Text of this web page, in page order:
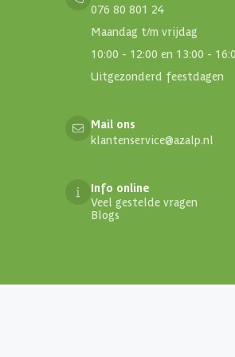
076 80 801 24
Maandag t/m vrijdag
10:00 - 12:00 en 13:00 -
Uitgezonderd feestdagen
Mail ons
klantenservice@azalp.nl
Info online
Veel gestelde vragen
Blogs